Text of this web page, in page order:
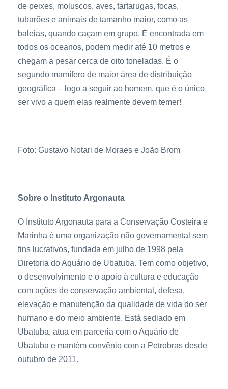
de peixes, moluscos, aves, tartarugas, focas,
tubarões e animais de tamanho maior, como as
baleias, quando caçam em grupo. É encontrada em
todos os oceanos, podem medir até 10 metros e
chegam a pesar cerca de oito toneladas. É o
segundo mamífero de maior área de distribuição
geográfica – logo a seguir ao homem, que é o único
ser vivo a quem elas realmente devem temer!
Foto: Gustavo Notari de Moraes e João Brom
Sobre o Instituto Argonauta
O Instituto Argonauta para a Conservação Costeira e
Marinha é uma organização não governamental sem
fins lucrativos, fundada em julho de 1998 pela
Diretoria do Aquário de Ubatuba. Tem como objetivo,
o desenvolvimento e o apoio à cultura e educação
com ações de conservação ambiental, defesa,
elevação e manutenção da qualidade de vida do ser
humano e do meio ambiente. Está sediado em
Ubatuba, atua em parceria com o Aquário de
Ubatuba e mantém convênio com a Petrobras desde
outubro de 2011.